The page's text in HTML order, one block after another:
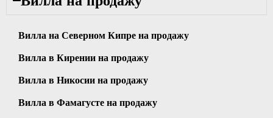
Вилла на Северном Кипре на продажу
Вилла в Кирении на продажу
Вилла в Никосии на продажу
Вилла в Фамагусте на продажу